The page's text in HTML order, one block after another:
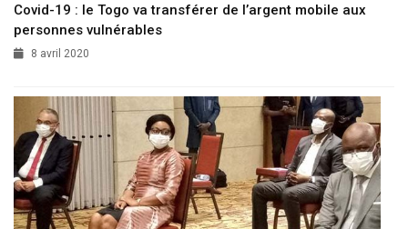
Covid-19 : le Togo va transférer de l’argent mobile aux
personnes vulnérables
8 avril 2020